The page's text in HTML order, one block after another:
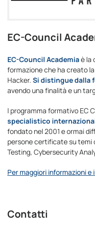
EC-Council
EC-Council Academiaè la
formazione che ha creato
Hacker. Si distingue dalla
avendo una finalità e un
l programma formativo EC
specialistico
fondato nel 2001 e ormai
persone certificate su temi
Testing, Cybersecurity
Per maggiori informazioni e
Contatti